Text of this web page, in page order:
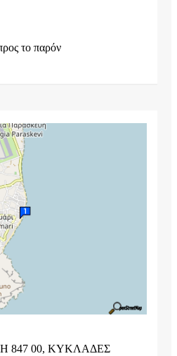
το παρόν
847 00, ΚΥΚΛΑΔΕΣ